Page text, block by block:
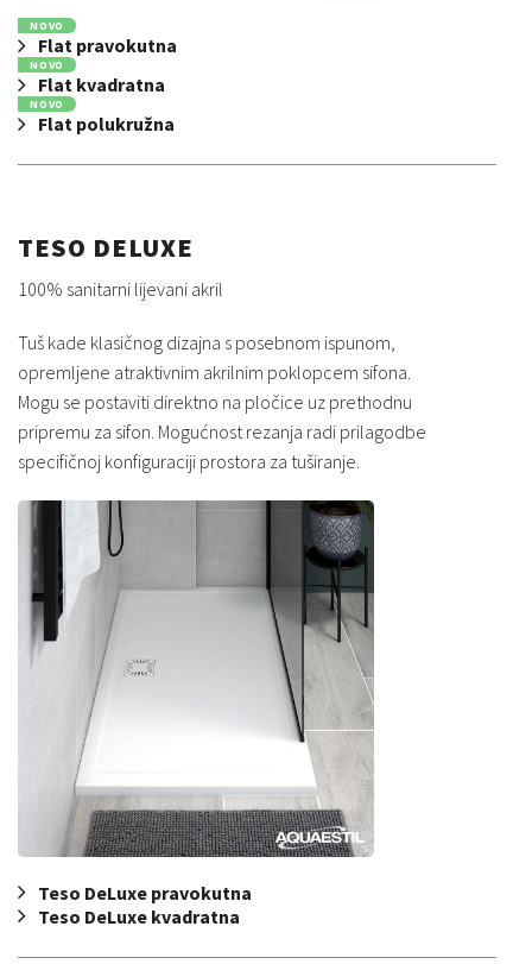
NOVO
Flat pravokutna
NOVO
Flat kvadratna
NOVO
Flat polukružna
TESO DELUXE
100% sanitarni lijevani akril
Tuš kade klasičnog dizajna s posebnom ispunom,
opremljene atraktivnim akrilnim poklopcem sifona.
Mogu se postaviti direktno na pločice uz prethodnu
pripremu za sifon. Mogućnost rezanja radi prilagodbe
specifičnoj konfiguraciji prostora za tuširanje.
Teso DeLuxe pravokutna
Teso DeLuxe kvadratna